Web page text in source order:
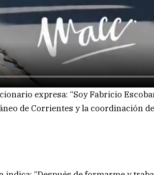
expresa: “Soy Fabricio
de Corrientes y la coordinación